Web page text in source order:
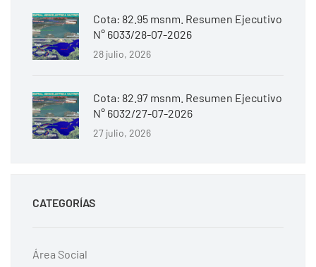
Cota: 82.95 msnm. Resumen Ejecutivo
N° 6033/28-07-2026
28 julio, 2026
Cota: 82.97 msnm. Resumen Ejecutivo
N° 6032/27-07-2026
27 julio, 2026
CATEGORÍAS
Área Social